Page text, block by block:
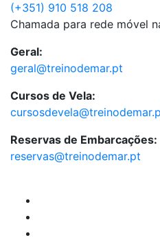
(+351) 910 518 208
Chamada para rede móvel
Geral:
geral@treinodemar.pt
Cursos de Vela:
Reservas de Embarcações:
reservas@treinodemar.pt